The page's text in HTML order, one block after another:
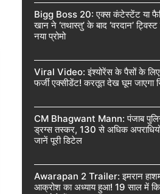
Bigg Boss 20: एक्स कंटेस्टेंट या
खान ने ‘तथास्तु’ के बाद ‘वरदान’
नया प्रोमो
Viral Video: इंश्योरेंस के पैसों के लिए
फर्जी एक्सीडेंट! करतूत देख घूम जाएगा
CM Bhagwant Mann: पंजाब
ड्रग्स तस्कर, 130 से अधिक
जानें पूरी डिटेल
Awarapan 2 Trailer: इमरान
आक्रोश का अध्याय हुआ! 19 साल में